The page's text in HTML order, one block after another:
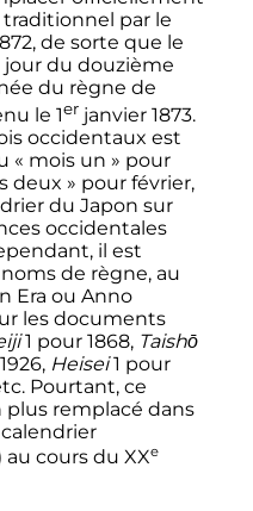
traditionnel par le
de sorte que le
du douzième
du règne de
le 1erjanvier 1873.
occidentaux est
« mois un » pour
deux » pour février,
du Japon sur
occidentales
il est
noms de règne, au
Era ou Anno
les documents
1 pour 1868, Taishō
Heisei1 pour
Pourtant, ce
remplacé dans
calendrier
au cours du XXe